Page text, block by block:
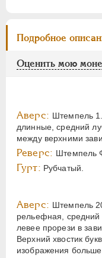
Подробное
Оценить мою
Аверс: Штемпель
длинные, средний
между верхними
Реверс: Штемпель
Гурт: Рубчатый.
Аверс: Штемпель
рельефная, средний
левее прорези в
Верхний хвостик
изображения больше.